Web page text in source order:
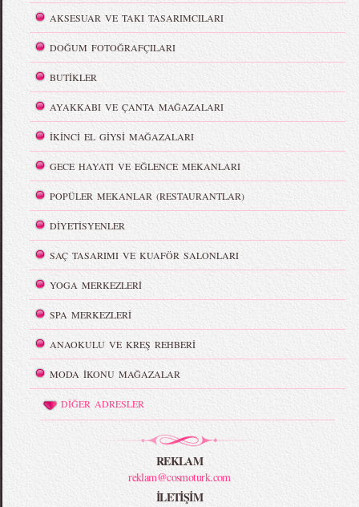
AKSESUAR VE TAKI TASARIMCILARI
DOĞUM FOTOĞRAFÇILARI
BUTİKLER
AYAKKABI VE ÇANTA MAĞAZALARI
İKİNCİ EL GİYSİ MAĞAZALARI
GECE HAYATI VE EĞLENCE MEKANLARI
POPÜLER MEKANLAR (RESTAURANTLAR)
DİYETİSYENLER
SAÇ TASARIMI VE KUAFÖR SALONLARI
YOGA MERKEZLERİ
SPA MERKEZLERİ
ANAOKULU VE KREŞ REHBERİ
MODA İKONU MAĞAZALAR
DİĞER ADRESLER
REKLAM
reklam@cosmoturk.com
İLETİŞİM